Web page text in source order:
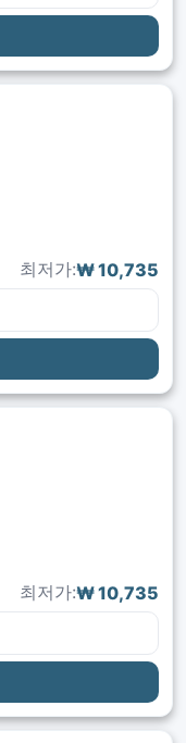
최저가:₩ 10,735
최저가:₩ 10,735